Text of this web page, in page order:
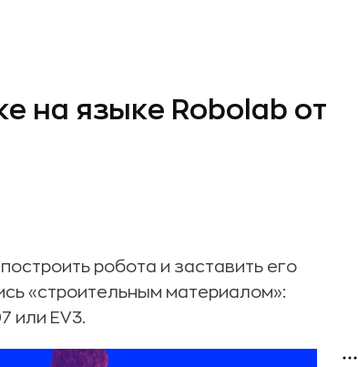
на языке Robolab от
робота и заставить его
«строительным материалом»:
или EV3.